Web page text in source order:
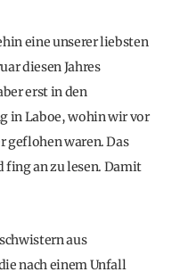
eine unserer liebsten
diesen Jahres
erst in den
in Laboe, wohin wir vor
geflohen waren. Das
fing an zu lesen. Damit
aus
nach einem Unfall